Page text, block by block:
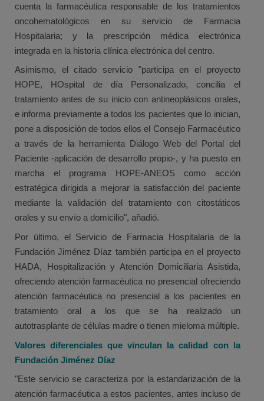
cuenta la farmacéutica responsable de los tratamientos
oncohematológicos en su servicio de Farmacia
Hospitalaria; y la prescripción médica electrónica
integrada en la historia clínica electrónica del centro.
Asimismo, el citado servicio "participa en el proyecto
HOPE, HOspital de día Personalizado, concilia el
tratamiento antes de su inicio con antineoplásicos orales,
e informa previamente a todos los pacientes que lo inician,
pone a disposición de todos ellos el Consejo Farmacéutico
a través de la herramienta Diálogo Web del Portal del
Paciente -aplicación de desarrollo propio-, y ha puesto en
marcha el programa HOPE-ANEOS como acción
estratégica dirigida a mejorar la satisfacción del paciente
mediante la validación del tratamiento con citostáticos
orales y su envío a domicilio", añadió.
Por último, el Servicio de Farmacia Hospitalaria de la
Fundación Jiménez Díaz también participa en el proyecto
HADA, Hospitalización y Atención Domiciliaria Asistida,
ofreciendo atención farmacéutica no presencial ofreciendo
atención farmacéutica no presencial a los pacientes en
tratamiento oral a los que se ha realizado un
autotrasplante de células madre o tienen mieloma múltiple.
Valores diferenciales que vinculan la calidad con la
Fundación Jiménez Díaz
"Este servicio se caracteriza por la estandarización de la
atención farmacéutica a estos pacientes, antes incluso de